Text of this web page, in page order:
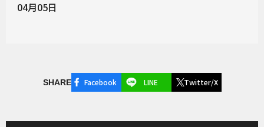
04月05日
SHARE Facebook LINE Twitter/X